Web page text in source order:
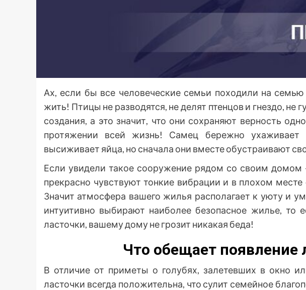
Ах, если бы все человеческие семьи походили на
жить! Птицы не разводятся, не делят птенцов и гнездо, не
создания, а это значит, что они сохраняют верность
протяжении всей жизнь! Самец бережно ухаживает
высиживает яйца, но сначала они вместе обустраивают
Если увидели такое сооружение рядом со своим домом
прекрасно чувствуют тонкие вибрации и в плохом
Значит атмосфера вашего жилья располагает к уюту и
интуитивно выбирают наиболее безопасное жилье, то
ласточки, вашему дому не грозит никакая беда!
Что обещает появление
В отличие от приметы о голубях, залетевших в окно
ласточки всегда положительна, что сулит семейное